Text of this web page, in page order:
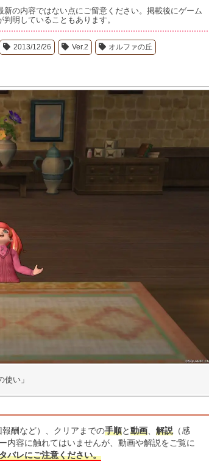
の内容ではない点にご留意ください。掲載後にゲーム
明していることもあります。
2013/12/26 Ver.2 オルファの丘
使い」
報酬など）、クリアまでの手順と動画、 解説（感
内容に触れてはいませんが、動画や解説をご覧に
バレにご注意ください。